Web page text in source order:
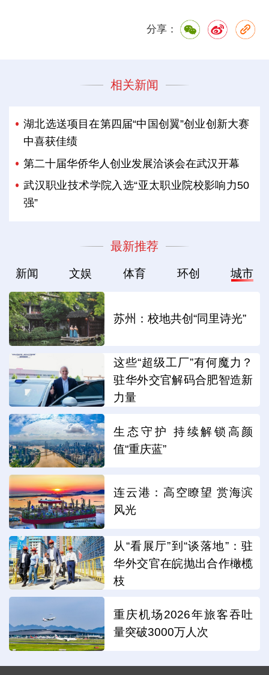
分享：
相关新闻
湖北选送项目在第四届“中国创翼”创业创新大赛
中喜获佳绩
第二十届华侨华人创业发展洽谈会在武汉开幕
武汉职业技术学院入选“亚太职业院校影响力50
强”
最新推荐
新闻 文娱 体育 环创 城市
苏州：校地共创“同里诗光”
这些“超级工厂”有何魔力？
驻华外交官解码合肥智造新
力量
生态守护 持续解锁高颜
值“重庆蓝”
连云港：高空瞭望 赏海滨
风光
从“看展厅”到“谈落地”：驻
华外交官在皖抛出合作橄榄
枝
重庆机场2026年旅客吞吐
量突破3000万人次